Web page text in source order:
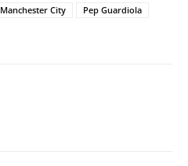
Manchester City
Pep Guardiola